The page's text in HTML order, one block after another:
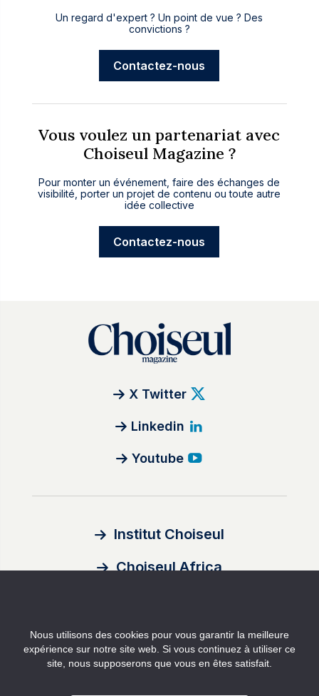
Un regard d'expert ? Un point de vue ? Des
convictions ?
Contactez-nous
Vous voulez un partenariat avec
Choiseul Magazine ?
Pour monter un événement, faire des échanges de
visibilité, porter un projet de contenu ou toute autre
idée collective
Contactez-nous
X Twitter
Linkedin
Youtube
Institut Choiseul
Choiseul Africa
Auteurs
Nous utilisons des cookies pour vous garantir la meilleure
expérience sur notre site web. Si vous continuez à utiliser ce
site, nous supposerons que vous en êtes satisfait.